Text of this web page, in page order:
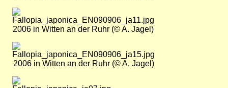
Bild
2006 in Witten an der Ruhr (© A. Jagel)
Bild
2006 in Witten an der Ruhr (© A. Jagel)
Bild